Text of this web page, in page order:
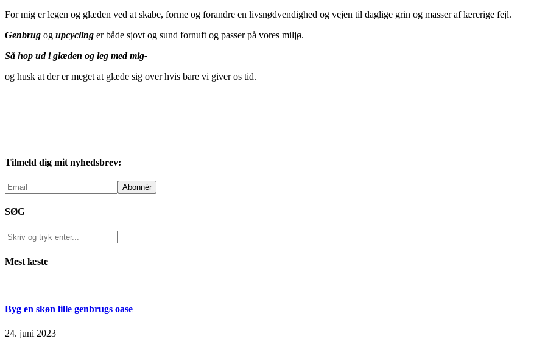
For mig er legen og glæden ved at skabe, forme og forandre en livsnødvendighed og vejen til daglige grin og masser af lærerige fejl.
Genbrug og upcycling er både sjovt og sund fornuft og passer på vores miljø.
Så hop ud i glæden og leg med mig-
og husk at der er meget at glæde sig over hvis bare vi giver os tid.
Tilmeld dig mit nyhedsbrev:
SØG
Mest læste
Byg en skøn lille genbrugs oase
24. juni 2023